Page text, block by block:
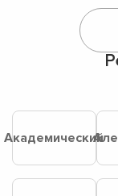
Академический